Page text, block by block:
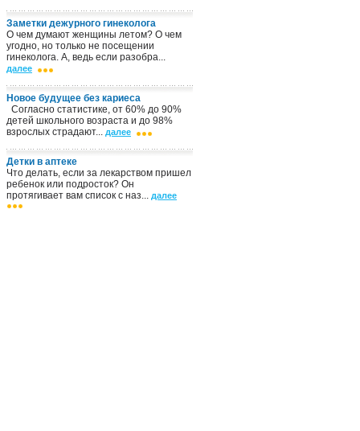
Заметки дежурного гинеколога
О чем думают женщины летом? О чем
угодно, но только не посещении
гинеколога. А, ведь если разобра...
далее
Новое будущее без кариеса
Согласно статистике, от 60% до 90%
детей школьного возраста и до 98%
взрослых страдают... далее
Детки в аптеке
Что делать, если за лекарством пришел
ребенок или подросток? Он
протягивает вам список с наз... далее